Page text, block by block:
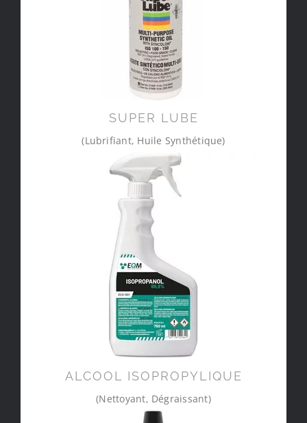
SUPER LUBE
(Lubrifiant, Huile Synthétique)
ALCOOL ISOPROPYLIQUE
(Nettoyant, Dégraissant)